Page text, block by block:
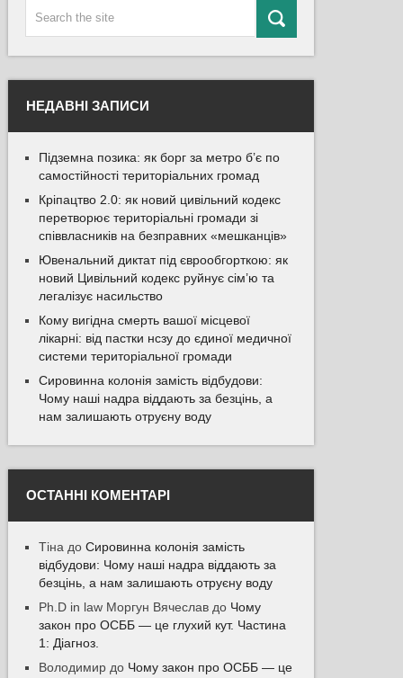
НЕДАВНІ ЗАПИСИ
Підземна позика: як борг за метро б’є по
самостійності територіальних громад
Кріпацтво 2.0: як новий цивільний кодекс
перетворює територіальні громади зі
співвласників на безправних «мешканців»
Ювенальний диктат під єврообгорткою: як
новий Цивільний кодекс руйнує сім’ю та
легалізує насильство
Кому вигідна смерть вашої місцевої
лікарні: від пастки нсзу до єдиної медичної
системи територіальної громади
Сировинна колонія замість відбудови:
Чому наші надра віддають за безцінь, а
нам залишають отруєну воду
ОСТАННІ КОМЕНТАРІ
Тінадо Сировинна колонія замість
відбудови: Чому наші надра віддають за
безцінь, а нам залишають отруєну воду
Ph.D in law Моргун Вячеславдо Чому
закон про ОСББ — це глухий кут. Частина
1: Діагноз.
Володимирдо Чому закон про ОСББ — це